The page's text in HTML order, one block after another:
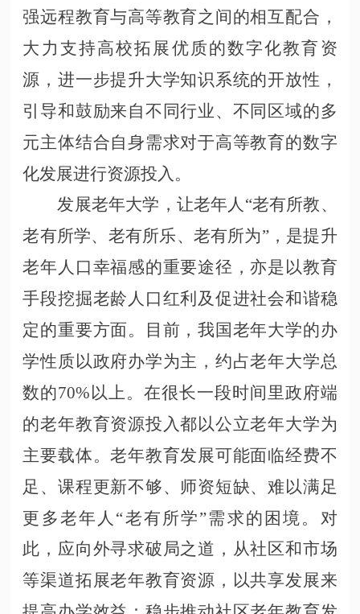
强远程教育与高等教育之间的相互配合，
大力支持高校拓展优质的数字化教育资
源，进一步提升大学知识系统的开放性，
引导和鼓励来自不同行业、不同区域的多
元主体结合自身需求对于高等教育的数字
化发展进行资源投入。
发展老年大学，让老年人 “老有所教、
老有所学、老有所乐、老有所为”，是提升
老年人口幸福感的重要途径，亦是以教育
手段挖掘老龄人口红利及促进社会和谐稳
定的重要方面。目前，我国老年大学的办
学性质以政府办学为主，约占老年大学总
数的70%以上。在很长一段时间里政府端
的老年教育资源投入都以公立老年大学为
主要载体。老年教育发展可能面临经费不
足、课程更新不够、师资短缺、难以满足
更多老年人“老有所学”需求的困境。对
此，应向外寻求破局之道，从社区和市场
等渠道拓展老年教育资源，以共享发展来